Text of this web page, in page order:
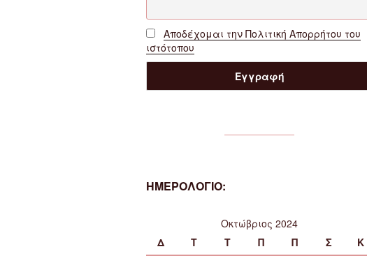
Αποδέχομαι την Πολιτική Απορρήτου του
ιστότοπου
ΗΜΕΡΟΛΟΓΙΟ:
Οκτώβριος 2024
Δ
Τ Τ Π Π Σ
Κ